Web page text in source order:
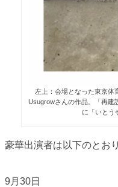
左上：会場となった東京体
Usugrowさんの作品。「再建
に「いとう
豪華出演者は以下のとお
9月30日